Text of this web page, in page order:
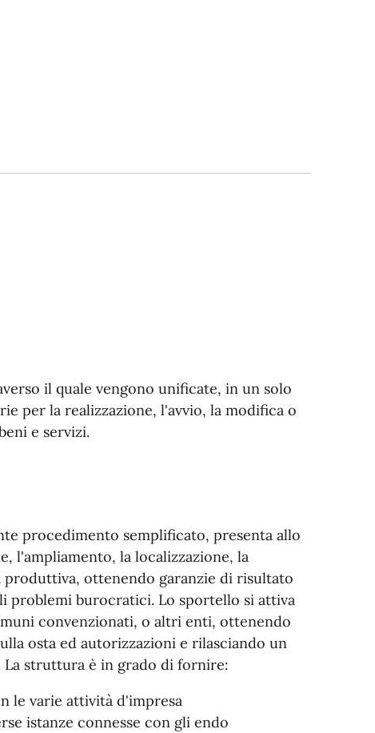
il quale vengono unificate, in un solo
per la realizzazione, l'avvio, la modifica o
e servizi.
procedimento semplificato, presenta allo
l'ampliamento, la localizzazione, la
ottenendo garanzie di risultato
problemi burocratici. Lo sportello si attiva
convenzionati, o altri enti, ottenendo
osta ed autorizzazioni e rilasciando un
struttura è in grado di fornire:
le varie attività d'impresa
istanze connesse con gli endo